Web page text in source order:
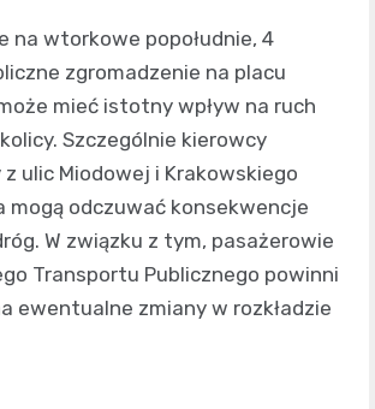
na wtorkowe popołudnie, 4
zgromadzenie na placu
mieć istotny wpływ na ruch
Szczególnie kierowcy
ulic Miodowej i Krakowskiego
mogą odczuwać konsekwencje
W związku z tym, pasażerowie
Transportu Publicznego powinni
ewentualne zmiany w rozkładzie